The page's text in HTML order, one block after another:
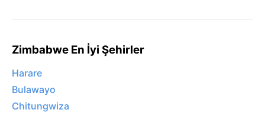
Zimbabwe En İyi Şehirler
Harare
Bulawayo
Chitungwiza